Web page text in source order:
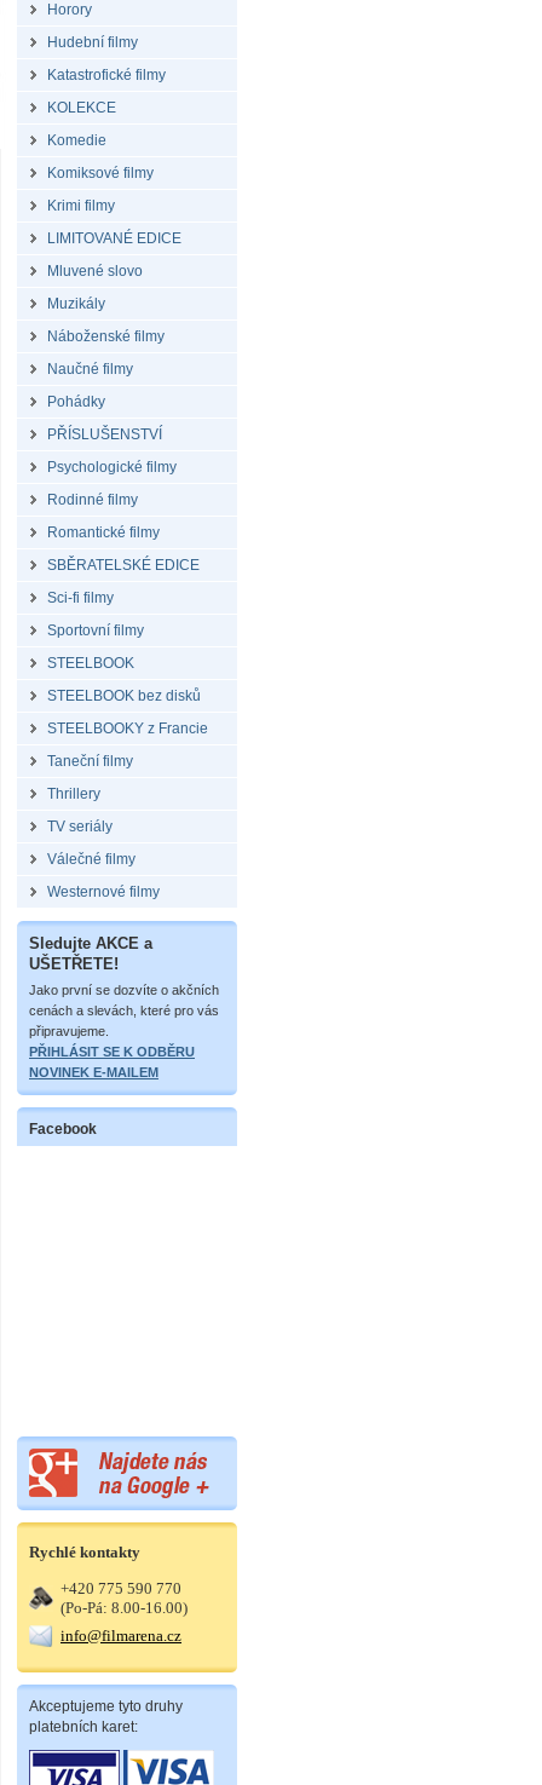
Horory
Hudební filmy
Katastrofické filmy
KOLEKCE
Komedie
Komiksové filmy
Krimi filmy
LIMITOVANÉ EDICE
Mluvené slovo
Muzikály
Náboženské filmy
Naučné filmy
Pohádky
PŘÍSLUŠENSTVÍ
Psychologické filmy
Rodinné filmy
Romantické filmy
SBĚRATELSKÉ EDICE
Sci-fi filmy
Sportovní filmy
STEELBOOK
STEELBOOK bez disků
STEELBOOKY z Francie
Taneční filmy
Thrillery
TV seriály
Válečné filmy
Westernové filmy
Sledujte AKCE a
UŠETŘETE!
Jako první se dozvíte o akčních
cenách a slevách, které pro vás
připravujeme.
PŘIHLÁSIT SE K ODBĚRU
NOVINEK E-MAILEM
Facebook
Rychlé kontakty
+420 775 590 770
(Po-Pá: 8.00-16.00)
info@filmarena.cz
Akceptujeme tyto druhy
platebních karet: